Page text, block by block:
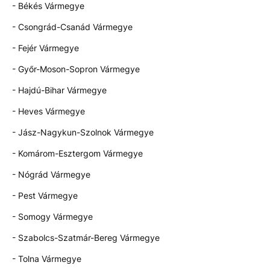
- Békés Vármegye
- Csongrád-Csanád Vármegye
- Fejér Vármegye
- Győr-Moson-Sopron Vármegye
- Hajdú-Bihar Vármegye
- Heves Vármegye
- Jász-Nagykun-Szolnok Vármegye
- Komárom-Esztergom Vármegye
- Nógrád Vármegye
- Pest Vármegye
- Somogy Vármegye
- Szabolcs-Szatmár-Bereg Vármegye
- Tolna Vármegye